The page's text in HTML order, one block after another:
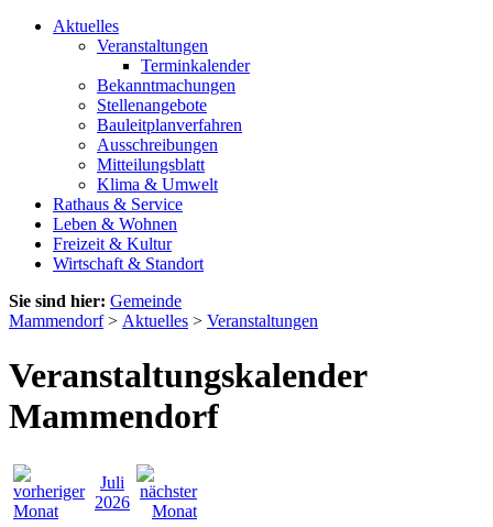
Aktuelles
Veranstaltungen
Terminkalender
Bekanntmachungen
Stellenangebote
Bauleitplanverfahren
Ausschreibungen
Mitteilungsblatt
Klima & Umwelt
Rathaus & Service
Leben & Wohnen
Freizeit & Kultur
Wirtschaft & Standort
Sie sind hier: Gemeinde
Mammendorf> Aktuelles > Veranstaltungen
Veranstaltungskalender
Mammendorf
Juli
2026